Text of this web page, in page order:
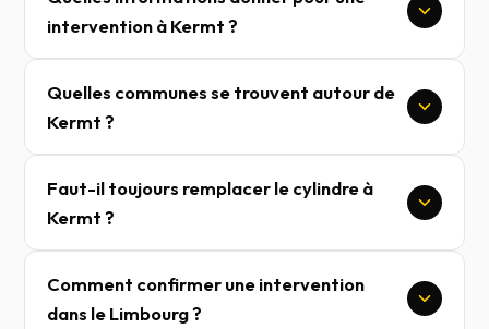
intervention à Kermt ?
Quelles communes se trouvent autour de
Kermt ?
Faut-il toujours remplacer le cylindre à
Kermt ?
Comment confirmer une intervention
dans le Limbourg ?